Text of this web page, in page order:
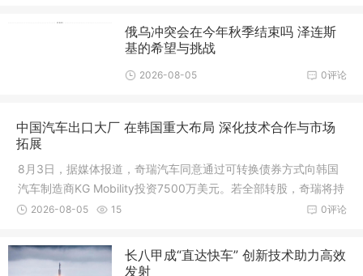
俄乌冲突会在今年秋季结束吗 泽连斯
基的希望与挑战
0评论
2026-08-05
中国汽车出口大厂 在韩国重大布局 深化技术合作与市场
拓展
8月3日，据媒体报道，奇瑞汽车同意通过可转换债券方式向韩国
汽车制造商KG Mobility投资7500万美元。若全部转股，奇瑞将持
有该公司约10%的股权
0评论
2026-08-05 15
长八甲成“直达快车” 创新技术助力高效
发射